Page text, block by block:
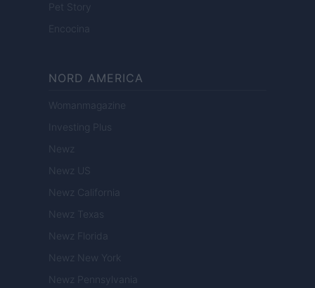
Pet Story
Encocina
NORD AMERICA
Womanmagazine
Investing Plus
Newz
Newz US
Newz California
Newz Texas
Newz Florida
Newz New York
Newz Pennsylvania